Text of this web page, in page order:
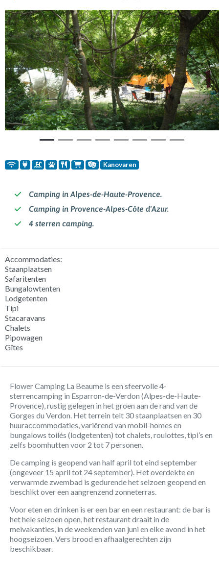
Vorige
Kanovaren
Camping in Alpes-de-Haute-Provence.
Camping in Provence-Alpes-Côte d'Azur.
4 sterren camping.
Accommodaties:
Staanplaatsen
Safaritenten
Bungalowtenten
Lodgetenten
Tipi
Stacaravans
Chalets
Pipowagen
Gîtes
Flower Camping La Beaume is een sfeervolle 4-
sterrencamping in Esparron-de-Verdon (Alpes-de-Haute-
Provence), rustig gelegen in het groen aan de rand van de
Gorges du Verdon. Het terrein telt 30 staanplaatsen en 30
huuraccommodaties, variërend van mobil-homes en
bungalows toilés (lodgetenten) tot chalets, roulottes, tipi’s en
zelfs boomhutten voor 2 tot 7 personen.
De camping is geopend van half april tot eind september
(ongeveer 15 april tot 24 september). Het overdekte en
verwarmde zwembad is gedurende het seizoen geopend en
beschikt over een aangrenzend zonneterras.
Voor eten en drinken is er een bar en een restaurant: de bar is
het hele seizoen open, het restaurant draait in de
meivakanties, in de weekenden van juni en elke avond in het
hoogseizoen. Vers brood en afhaalgerechten zijn
beschikbaar.